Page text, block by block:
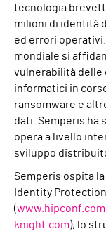
tecnologia
milioni di identità
ed errori
mondiale si
vulnerabilità delle
informatici in
ransomware e
dati. Semperis ha
opera a livello
sviluppo
Semperis ospita
Identity
(www.hipconf.com
knight.com), lo